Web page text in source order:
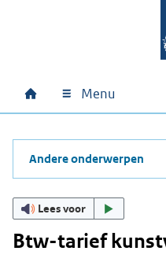
Hoofdnavigatie
Home Menu
Andere onderwerpen
Lees voor
Btw-tarief